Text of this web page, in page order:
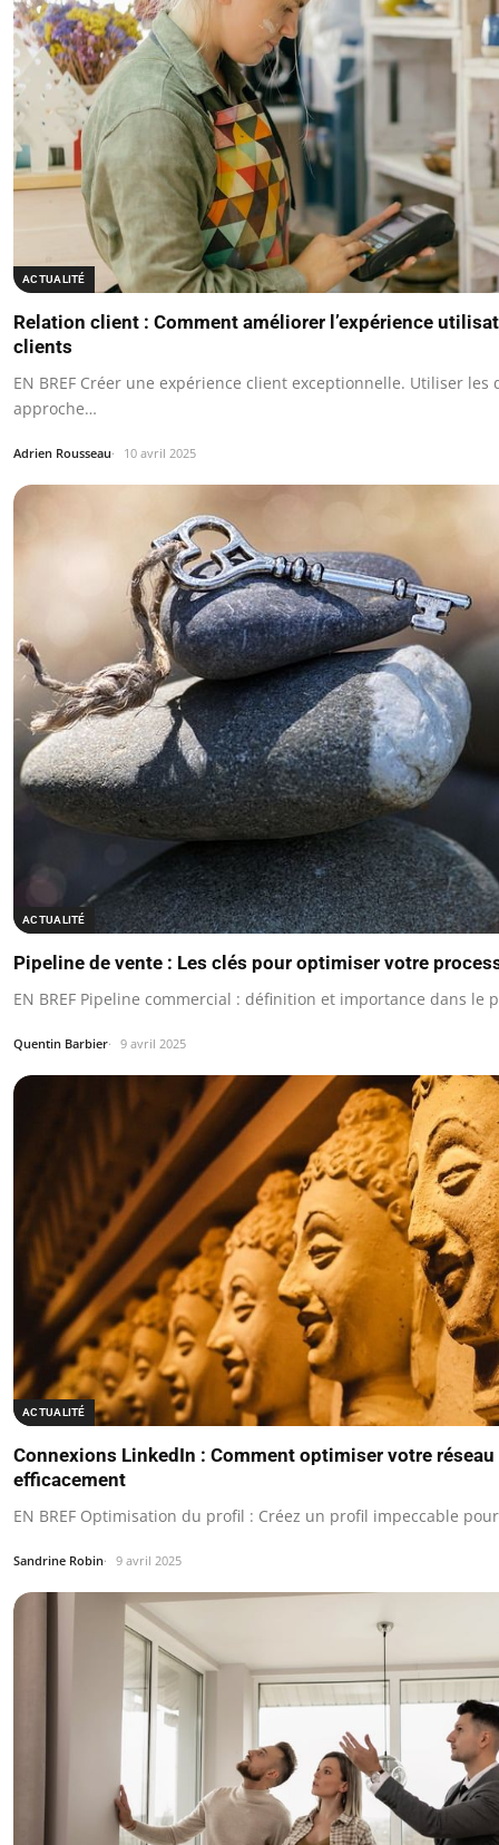
ACTUALITÉ
Relation client : Comment améliorer l’expérience
clients
EN BREF Créer une expérience client exceptionnelle. Utiliser
approche…
Adrien Rousseau 10 avril 2025
ACTUALITÉ
Pipeline de vente : Les clés pour optimiser votre
EN BREF Pipeline commercial : définition et importance dans le
Quentin Barbier 9 avril 2025
ACTUALITÉ
Connexions LinkedIn : Comment optimiser votre
efficacement
EN BREF Optimisation du profil : Créez un profil impeccable
Sandrine Robin 9 avril 2025